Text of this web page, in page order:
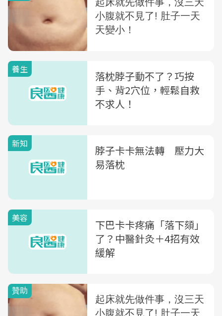
養生
落枕脖子動不了？巧按
手、背2穴位，輕鬆自救
不求人！
新知
脖子卡卡無法轉 壓力大
易落枕
美容
下巴卡卡疼痛「落下頦」
了？中醫針灸＋4招有效
緩解